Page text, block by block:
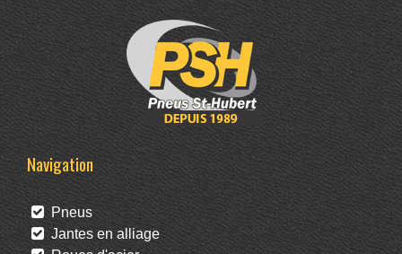
Navigation
Pneus
Jantes en alliage